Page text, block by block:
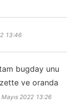
13:46
bugday unu
ve oranda
Mayıs 2022 13:26